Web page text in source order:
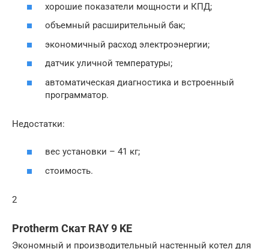
хорошие показатели мощности и КПД;
объемный расширительный бак;
экономичный расход электроэнергии;
датчик уличной температуры;
автоматическая диагностика и встроенный
программатор.
Недостатки:
вес установки – 41 кг;
стоимость.
2
Protherm Скат RAY 9 KE
Экономный и производительный настенный котел для